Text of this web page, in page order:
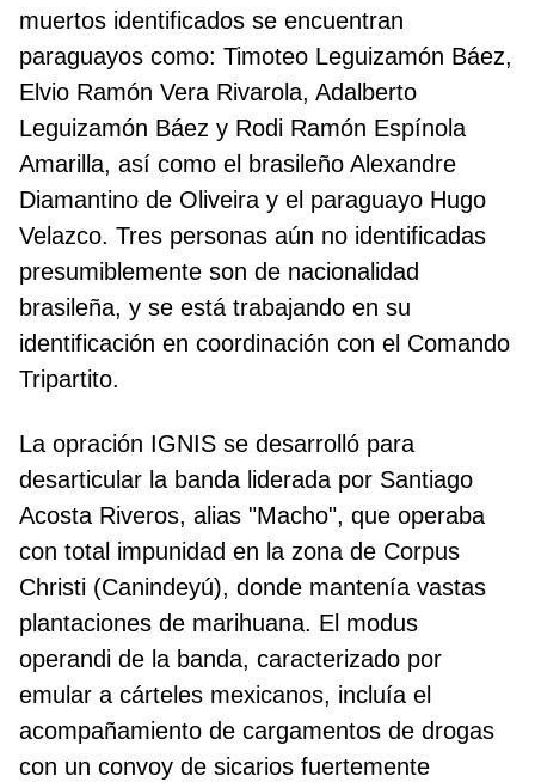
muertos identificados se encuentran
paraguayos como: Timoteo Leguizamón Báez,
Elvio Ramón Vera Rivarola, Adalberto
Leguizamón Báez y Rodi Ramón Espínola
Amarilla, así como el brasileño Alexandre
Diamantino de Oliveira y el paraguayo Hugo
Velazco. Tres personas aún no identificadas
presumiblemente son de nacionalidad
brasileña, y se está trabajando en su
identificación en coordinación con el Comando
Tripartito.
La opración IGNIS se desarrolló para
desarticular la banda liderada por Santiago
Acosta Riveros, alias "Macho", que operaba
con total impunidad en la zona de Corpus
Christi (Canindeyú), donde mantenía vastas
plantaciones de marihuana. El modus
operandi de la banda, caracterizado por
emular a cárteles mexicanos, incluía el
acompañamiento de cargamentos de drogas
con un convoy de sicarios fuertemente